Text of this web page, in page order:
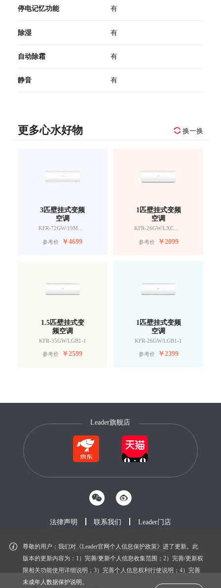
停电记忆功能 有
除湿 有
自动除霜 有
静音 有
更多心水好物 换一换
3匹壁挂式变频
空调
参考价 ￥4699
1匹壁挂式变频
空调
KFR-26GW/LXCA-1Pro
参考价 ￥2099
1.5匹壁挂式变
频空调
KFR-35GW/LGB1-1
参考价 ￥2599
1匹壁挂式变频
空调
KFR-26GW/LGB1-1
参考价 ￥2399
尊敬的用户：我们对《Leader官网个人信息保护政策》进了更新。此
版本的更新内容为：1）完善/更新个人信息收集范围；2）完善/更新权
限相关功能使用详细说明；3）完善个人信息权利行使说明；4）完善
未成年人数据保护说明。
Leader旗舰店
法律声明 联系我们 Leader门店
© 2012-2026 Leader.com.cn. All rights reserved.
鲁ICP备20027604号-1